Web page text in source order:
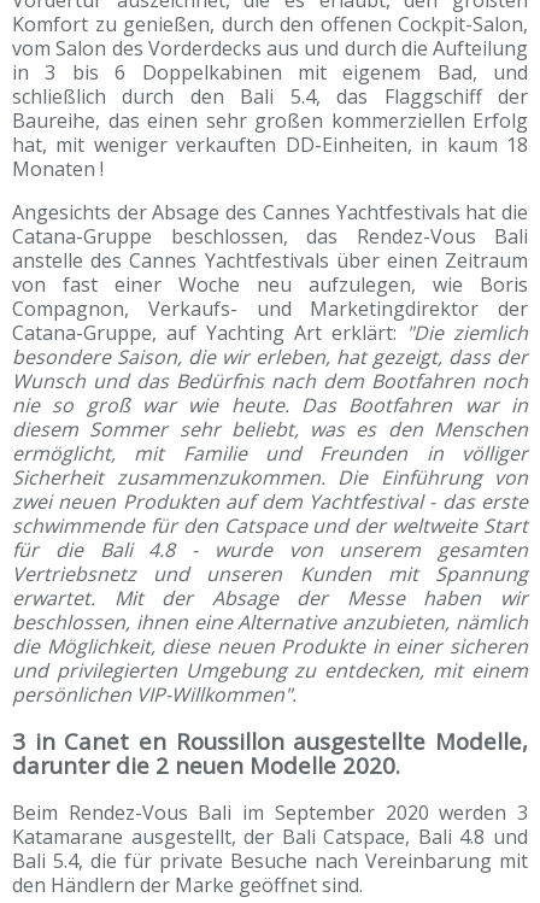
Komfort zu genießen, durch den offenen Cockpit-Salon,
vom Salon des Vorderdecks aus und durch die Aufteilung
in 3 bis 6 Doppelkabinen mit eigenem Bad, und
schließlich durch den Bali 5.4, das Flaggschiff der
Baureihe, das einen sehr großen kommerziellen Erfolg
hat, mit weniger verkauften DD-Einheiten, in kaum 18
Monaten !
Angesichts der Absage des Cannes Yachtfestivals hat die
Catana-Gruppe beschlossen, das Rendez-Vous Bali
anstelle des Cannes Yachtfestivals über einen Zeitraum
von fast einer Woche neu aufzulegen, wie Boris
Compagnon, Verkaufs- und Marketingdirektor der
Catana-Gruppe, auf Yachting Art erklärt: "Die ziemlich
besondere Saison, die wir erleben, hat gezeigt, dass der
Wunsch und das Bedürfnis nach dem Bootfahren noch
nie so groß war wie heute. Das Bootfahren war in
diesem Sommer sehr beliebt, was es den Menschen
ermöglicht, mit Familie und Freunden in völliger
Sicherheit zusammenzukommen. Die Einführung von
zwei neuen Produkten auf dem Yachtfestival - das erste
schwimmende für den Catspace und der weltweite Start
für die Bali 4.8 - wurde von unserem gesamten
Vertriebsnetz und unseren Kunden mit Spannung
erwartet. Mit der Absage der Messe haben wir
beschlossen, ihnen eine Alternative anzubieten, nämlich
die Möglichkeit, diese neuen Produkte in einer sicheren
und privilegierten Umgebung zu entdecken, mit einem
persönlichen VIP-Willkommen".
3 in Canet en Roussillon ausgestellte Modelle,
darunter die 2 neuen Modelle 2020.
Beim Rendez-Vous Bali im September 2020 werden 3
Katamarane ausgestellt, der Bali Catspace, Bali 4.8 und
Bali 5.4, die für private Besuche nach Vereinbarung mit
den Händlern der Marke geöffnet sind.